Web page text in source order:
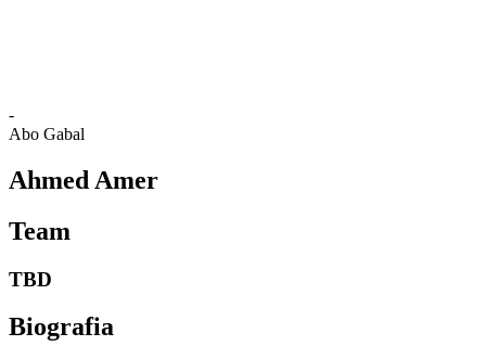
-
Abo Gabal
Ahmed Amer
Team
TBD
Biografia